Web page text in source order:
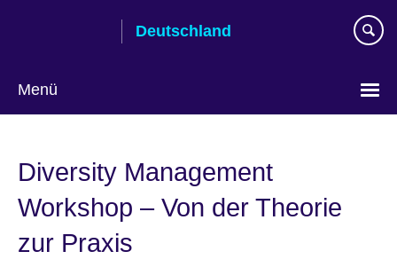
Deutschland
Menü
Diversity Management
Workshop – Von der Theorie
zur Praxis